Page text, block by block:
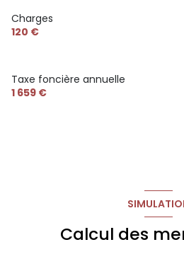
Charges
120 €
Taxe foncière annuelle
1 659 €
Calcul des